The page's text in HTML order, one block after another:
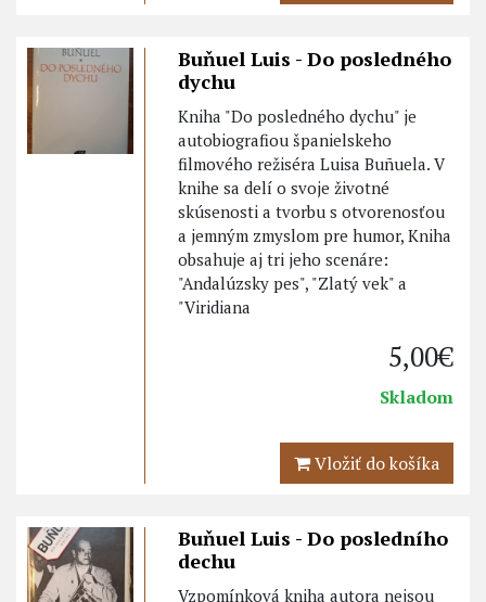
Buňuel Luis - Do posledného
dychu
Kniha "Do posledného dychu" je
autobiografiou španielskeho
filmového režiséra Luisa Buñuela. V
knihe sa delí o svoje životné
skúsenosti a tvorbu s otvorenosťou
a jemným zmyslom pre humor, Kniha
obsahuje aj tri jeho scenáre:
"Andalúzsky pes", "Zlatý vek" a
"Viridiana
5,00€
Skladom
Vložiť do košíka
Buňuel Luis - Do posledního
dechu
Vzpomínková kniha autora nejsou